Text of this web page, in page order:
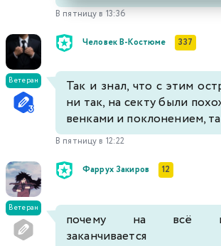
В пятницу в 13:36
Ветеран
Человек В-Костюме 337
Так и знал, что с этим
ни так, на секту были
венками и поклонением,
В пятницу в 12:22
Ветеран
Фаррух Закиров 12
почему на всё
заканчивается